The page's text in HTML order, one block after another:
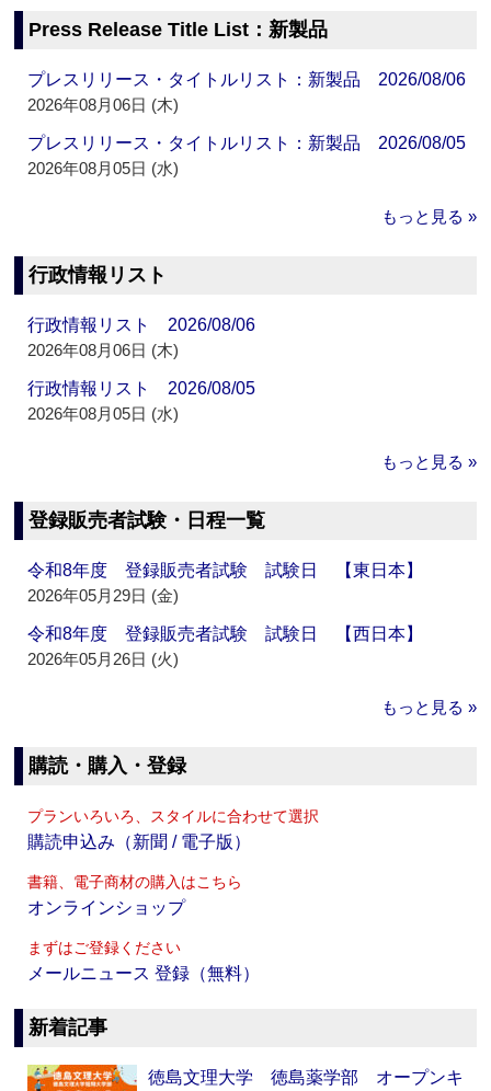
Press Release Title List：新製品
プレスリリース・タイトルリスト：新製品 2026/08/06
2026年08月06日 (木)
プレスリリース・タイトルリスト：新製品 2026/08/05
2026年08月05日 (水)
もっと見る »
行政情報リスト
行政情報リスト 2026/08/06
2026年08月06日 (木)
行政情報リスト 2026/08/05
2026年08月05日 (水)
もっと見る »
登録販売者試験・日程一覧
令和8年度 登録販売者試験 試験日 【東日本】
2026年05月29日 (金)
令和8年度 登録販売者試験 試験日 【西日本】
2026年05月26日 (火)
もっと見る »
購読・購入・登録
プランいろいろ、スタイルに合わせて選択
購読申込み（新聞 / 電子版）
書籍、電子商材の購入はこちら
オンラインショップ
まずはご登録ください
メールニュース 登録（無料）
新着記事
徳島文理大学 徳島薬学部 オープンキ